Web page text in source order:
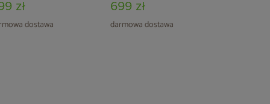
zł
dostawa
699 zł
darmowa dostawa